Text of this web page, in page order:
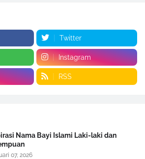
Twitter
Instagram
RSS
Nama Bayi Islami Laki-laki dan
07, 2026